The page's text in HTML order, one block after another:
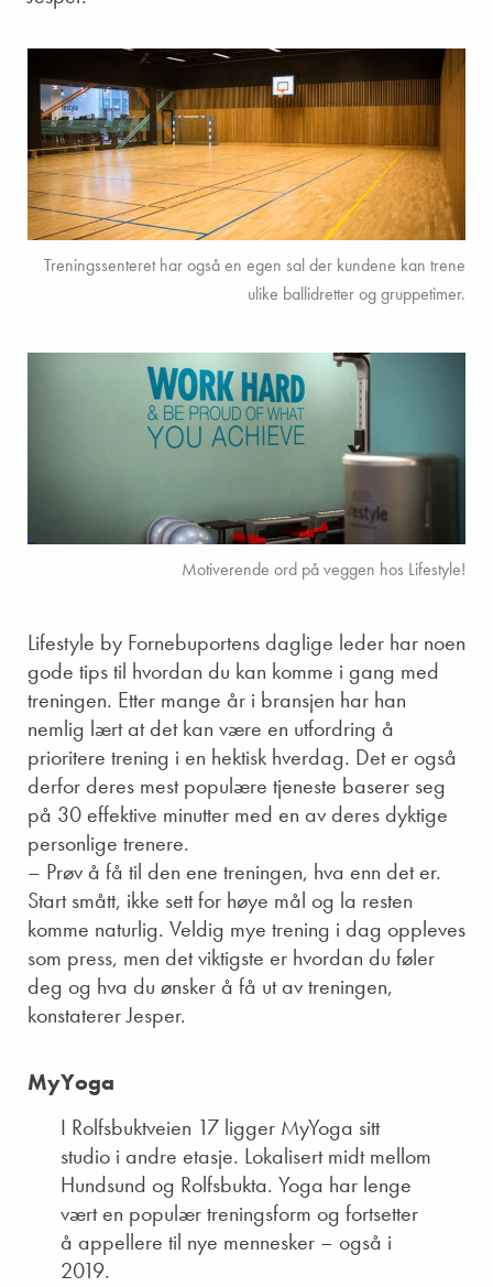
Treningssenteret har også en egen sal der kundene kan trene
ulike ballidretter og gruppetimer.
Motiverende ord på veggen hos Lifestyle!
Lifestyle by Fornebuportens daglige leder har noen
gode tips til hvordan du kan komme i gang med
treningen. Etter mange år i bransjen har han
nemlig lært at det kan være en utfordring å
prioritere trening i en hektisk hverdag. Det er også
derfor deres mest populære tjeneste baserer seg
på 30 effektive minutter med en av deres dyktige
personlige trenere.
– Prøv å få til den ene treningen, hva enn det er.
Start smått, ikke sett for høye mål og la resten
komme naturlig. Veldig mye trening i dag oppleves
som press, men det viktigste er hvordan du føler
deg og hva du ønsker å få ut av treningen,
konstaterer Jesper.
MyYoga
I Rolfsbuktveien 17 ligger MyYoga sitt
studio i andre etasje. Lokalisert midt mellom
Hundsund og Rolfsbukta. Yoga har lenge
vært en populær treningsform og fortsetter
å appellere til nye mennesker – også i
2019.